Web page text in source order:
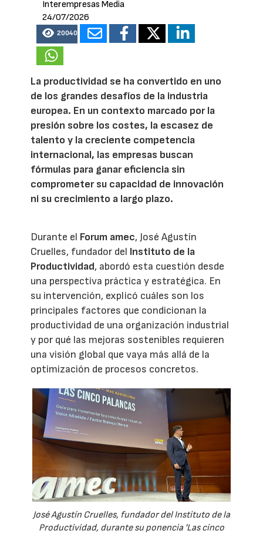
Interempresas Media
24/07/2026
20040
La productividad se ha convertido en uno
de los grandes desafíos de la industria
europea. En un contexto marcado por la
presión sobre los costes, la escasez de
talento y la creciente competencia
internacional, las empresas buscan
fórmulas para ganar eficiencia sin
comprometer su capacidad de innovación
ni su crecimiento a largo plazo.
Durante el Forum amec, José Agustín
Cruelles, fundador del Instituto de la
Productividad, abordó esta cuestión desde
una perspectiva práctica y estratégica. En
su intervención, explicó cuáles son los
principales factores que condicionan la
productividad de una organización industrial
y por qué las mejoras sostenibles requieren
una visión global que vaya más allá de la
optimización de procesos concretos.
José Agustín Cruelles, fundador del Instituto de la
Productividad, durante su ponencia 'Las cinco